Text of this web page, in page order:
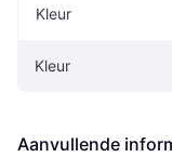
Kleur
Kleur
Aanvullende